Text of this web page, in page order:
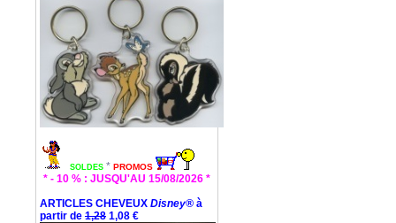
SOLDES * PROMOS
* - 10 % : JUSQU'AU 15/08/2026 *
ARTICLES CHEVEUX Disney® à
partir de 1,28 1,08 €